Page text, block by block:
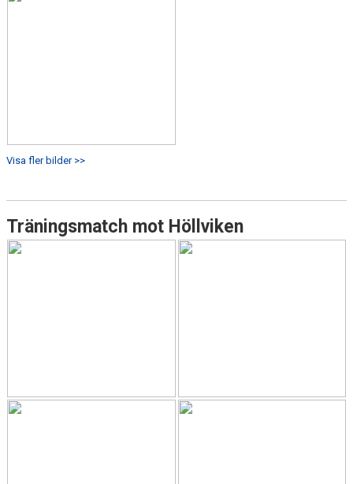
Visa fler bilder >>
Träningsmatch mot Höllviken